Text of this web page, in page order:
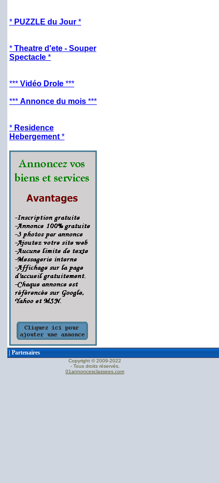
* PUZZLE du Jour *
* Theatre d'ete - Souper
Spectacle *
*** Vidéo Drole ***
*** Annonce du mois ***
* Residence
Hebergement *
|Partenaires
Copyright © 2009-2022
- Tous droits réservés.
01annoncesclassees.com